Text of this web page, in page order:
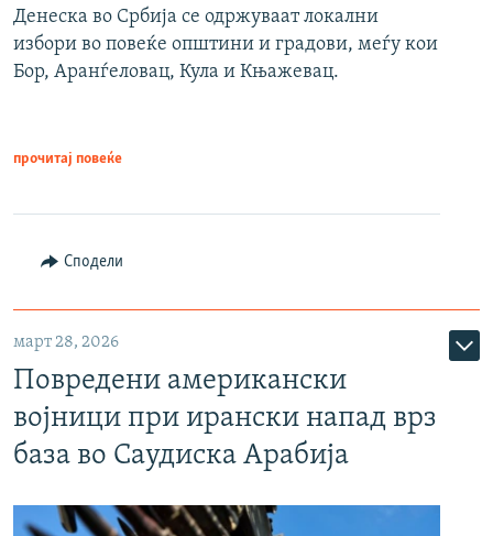
Денеска во Србија се одржуваат локални
избори во повеќе општини и градови, меѓу кои
Бор, Аранѓеловац, Кула и Књажевац.
прочитај повеќе
Сподели
март 28, 2026
Повредени американски
војници при ирански напад врз
база во Саудиска Арабија